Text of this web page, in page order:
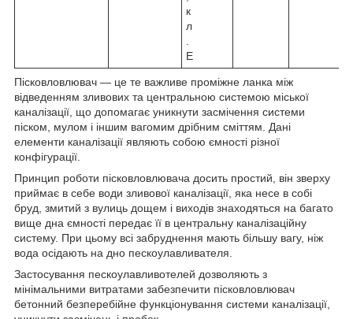
к
л
Е
Пісковловлювач — це те важливе проміжне ланка між
відведенням зливових та центральною системою міської
каналізації, що допомагає уникнути засмічення системи
піском, мулом і іншим вагомим дрібним сміттям. Дані
елементи каналізації являють собою ємності різної
конфігурації.
Принцип роботи пісковловлювача досить простий, він зверху
приймає в себе води зливової каналізації, яка несе в собі
бруд, змитий з вулиць дощем і виходів знаходяться на багато
вище дна ємності передає її в центральну каналізаційну
систему. При цьому всі забруднення мають більшу вагу, ніж
вода осідають на дно пескоулавливателя.
Застосування пескоулавливотелей дозволяють з
мінімальними витратами забезпечити пісковловлювач
бетонний безперебійне функціонування системи каналізації,